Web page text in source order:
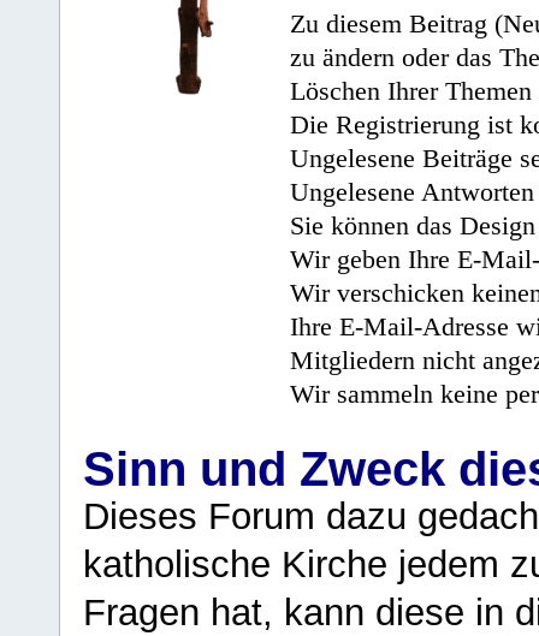
Zu diesem Beitrag
zu ändern oder das
Löschen Ihrer
Die Registrierung ist
Ungelesene Beiträge
Ungelesene
Sie können das
Wir geben Ihre E-
Wir verschicken
Ihre E-Mail-Adresse
Mitgliedern nicht
Wir sammeln keine
Sinn und Zweck
Dieses Forum dazu
katholische Kirche jedem
Fragen hat, kann diese in